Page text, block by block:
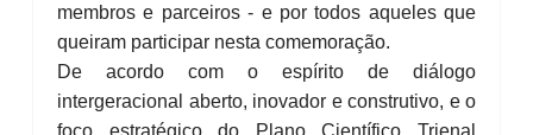
membros e parceiros - e por todos aqueles que
queiram participar nesta comemoração.
De acordo com o espírito de diálogo
intergeracional aberto, inovador e construtivo, e o